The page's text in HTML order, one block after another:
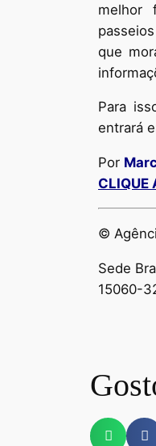
melhor
que
Para
entrará
Por
CLIQUE
©
Sede
15060-